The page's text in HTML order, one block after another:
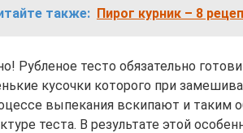
также: Пирог курник – 8
Рубленое тесто обязательно
кусочки которого при
выпекания вскипают и таким
теста. В результате этой